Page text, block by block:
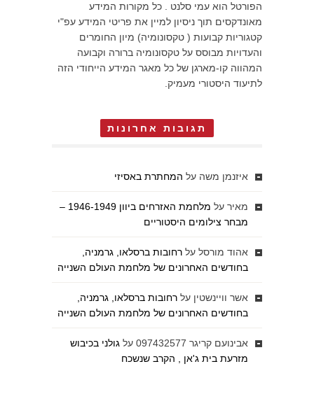
הפורטל הוא עמי סלנט . כל מקורות המידע
מאונדקסים תוך ניסיון למיין את פריטי המידע עפ"י
קטגוריות קבועות ( טקסונומיה) מיון החומרים
והעדויות מבוסס על טקסונומיה ברורה וקבועה
המהווה קו-מארגן של כל מאגר המידע הייחודי הזה
לתיעוד היסטורי מעמיק.
תגובות אחרונות
איזנמן משה על המחתרת באסיזי
מאיר על
מלחמת האזרחים ביוון 1946-1949 –
מבחר צילומים היסטוריים
אהוד מורסל על רחובות ברסלאו, גרמניה,
בחודשים האחרונים של מלחמת העולם השנייה
אשר וויינשטין על רחובות ברסלאו, גרמניה,
בחודשים האחרונים של מלחמת העולם השנייה
אבינועם קריגר 097432577 על גולני בכיבוש
מזרעת בית ג'אן , הקרב שנשכח